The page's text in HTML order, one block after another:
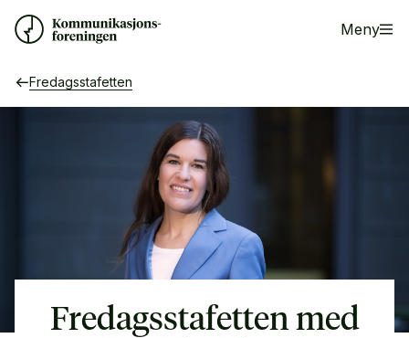
Meny
Fredagsstafetten
Fredagsstafetten med